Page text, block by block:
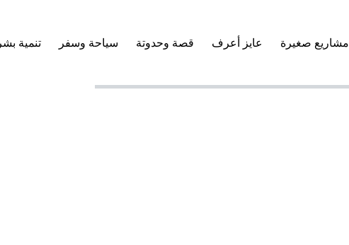
مشاريع صغيرة عايز أعرف قصة وحدوتة سياحة وسفر تنمية